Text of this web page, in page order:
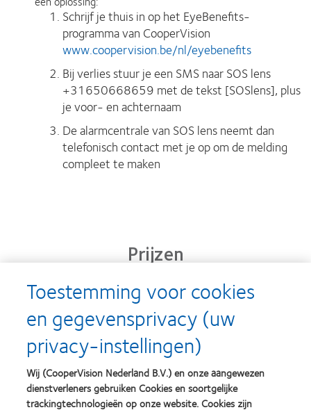
Schrijf je thuis in op het EyeBenefits-
programma van CooperVision
www.coopervision.be/nl/eyebenefits
Bij verlies stuur je een SMS naar SOS lens
+31650668659 met de tekst [SOSlens], plus
je voor- en achternaam
De alarmcentrale van SOS lens neemt dan
telefonisch contact met je op om de melding
compleet te maken
Prijzen
Learn
more
about
Silmo
d’Or
best
product
award
Learn
more
about
Contact
Lens
Product
of
the
Learn Learn
Toestemming voor cookies
en gegevensprivacy (uw
privacy-instellingen)
Wij (CooperVision Nederland B.V.) en onze aangewezen
dienstverleners gebruiken Cookies en soortgelijke
trackingtechnologieën op onze website. Cookies zijn